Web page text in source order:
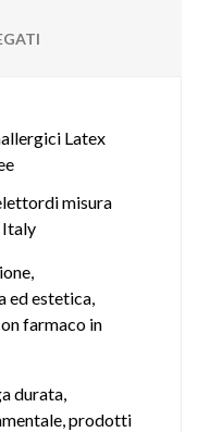
Latex
misura
Italy
ed estetica,
farmaco in
durata,
prodotti